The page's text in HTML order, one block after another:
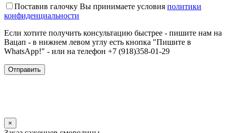
Поставив галочку Вы принимаете условия политики
конфиденциальности
Если хотите получить консультацию быстрее - пишите нам на
Вацап - в нижнем левом углу есть кнопка "Пишите в
WhatsApp!" - или на телефон +7 (918)358-01-29
×